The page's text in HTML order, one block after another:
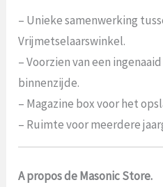
– Unieke samenwerking
Vrijmetselaarswinkel.
– Voorzien van een
binnenzijde.
– Magazine box voor het
– Ruimte voor meerdere
A propos de Masonic Store.